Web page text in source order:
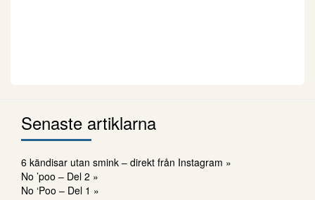
Senaste artiklarna
6 kändisar utan smink – direkt från Instagram »
No ’poo – Del 2 »
No ‘Poo – Del 1 »